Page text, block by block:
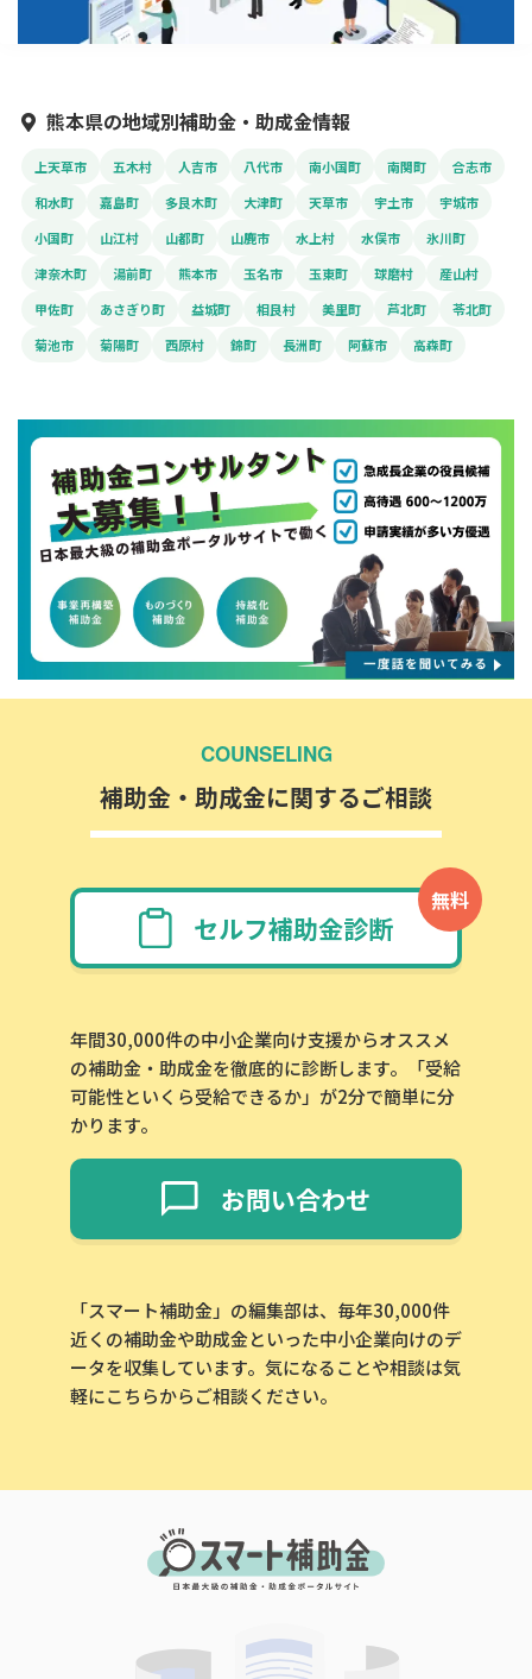
熊本県の地域別補助金・助成金情報
上天草市 五木村 人吉市 八代市 南小国町 南関町
合志市
和水町
嘉島町 多良木町 大津町 天草市 宇土市
宇城市
小国町
山江村 山都町 山鹿市 水上村 水俣市
氷川町
津奈木町
湯前町 熊本市 玉名市 玉東町 球磨村
産山村
甲佐町
あさぎり町 益城町 相良村 美里町 芦北町
苓北町
菊池市
菊陽町 西原村 錦町 長洲町 阿蘇市 高森町
COUNSELING
補助金・助成金に関するご相談
無料
セルフ補助金診断
年間30,000件の中小企業向け支援からオススメ
の補助金・助成金を徹底的に診断します。「受給
可能性といくら受給できるか」が2分で簡単に分
かります。
お問い合わせ
「スマート補助金」の編集部は、毎年30,000件
近くの補助金や助成金といった中小企業向けのデ
ータを収集しています。気になることや相談は気
軽にこちらからご相談ください。